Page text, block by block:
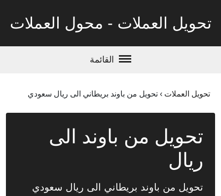
تحويل العملات - محول العملات
القائمة
تحويل العملات › تحويل من باوند بريطاني الى ريال سعودي
تحويل من باوند الى
ريال
تحويل من باوند بريطاني الى ريال سعودي